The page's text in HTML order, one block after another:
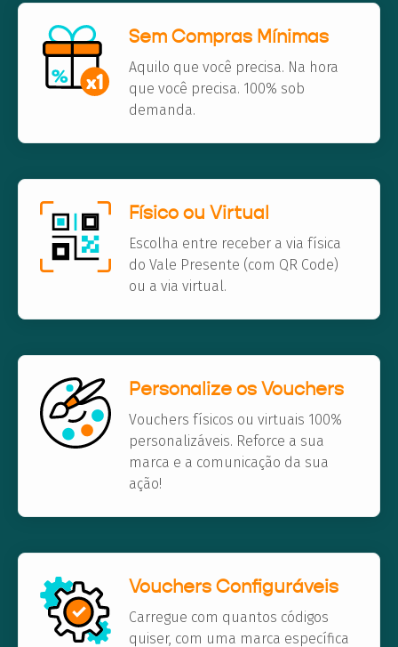
Sem Compras Mínimas
Aquilo que você precisa. Na hora
que você precisa. 100% sob
demanda.
Físico ou Virtual
Escolha entre receber a via física
do Vale Presente (com QR Code)
ou a via virtual.
Personalize os Vouchers
Vouchers físicos ou virtuais 100%
personalizáveis. Reforce a sua
marca e a comunicação da sua
ação!
Vouchers Configuráveis
Carregue com quantos códigos
quiser, com uma marca específica